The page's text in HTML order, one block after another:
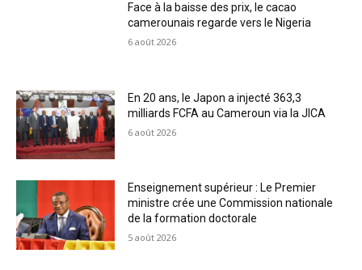
Face à la baisse des prix, le cacao
camerounais regarde vers le Nigeria
6 août 2026
En 20 ans, le Japon a injecté 363,3
milliards FCFA au Cameroun via la JICA
6 août 2026
Enseignement supérieur : Le Premier
ministre crée une Commission nationale
de la formation doctorale
5 août 2026